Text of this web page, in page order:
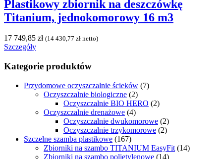
Plastikowy zbiornik na deszczówkę
Titanium, jednokomorowy 16 m3
17 749,85 zł (14 430,77 zł netto)
Szczegóły
Kategorie produktów
Przydomowe oczyszczalnie ścieków (7)
Oczyszczalnie biologiczne (2)
Oczyszczalnie BIO HERO (2)
Oczyszczalnie drenażowe (4)
Oczyszczalnie dwukomorowe (2)
Oczyszczalnie trzykomorowe (2)
Szczelne szamba plastikowe (167)
Zbiorniki na szambo TITANIUM EasyFit (14)
Zbiorniki na szambo polietylenowe (14)